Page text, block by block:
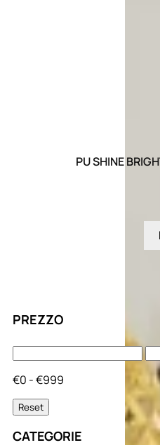
PREZZO
€0 - €999
Reset
CATEGORIE
PU SHINE